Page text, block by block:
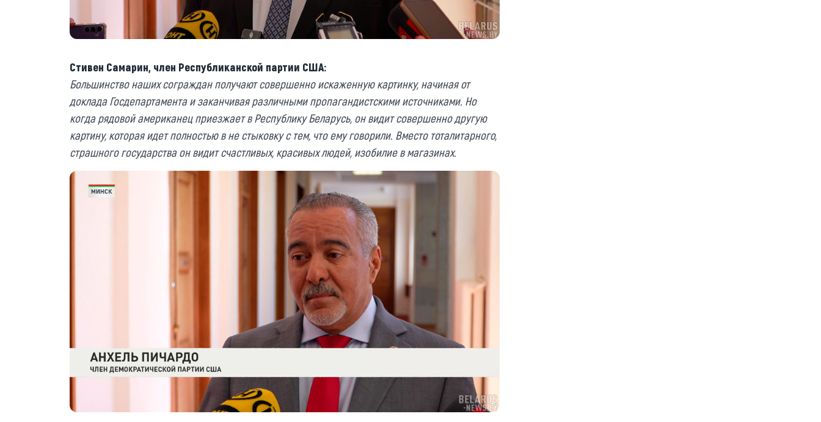
Стивен Самарин, член Республиканской партии США:
Большинство наших сограждан получают совершенно искаженную картинку, начиная от
доклада Госдепартамента и заканчивая различными пропагандистскими источниками. Но
когда рядовой американец приезжает в Республику Беларусь, он видит совершенно другую
картину, которая идет полностью в не стыковку с тем, что ему говорили. Вместо тоталитарного,
страшного государства он видит счастливых, красивых людей, изобилие в магазинах.